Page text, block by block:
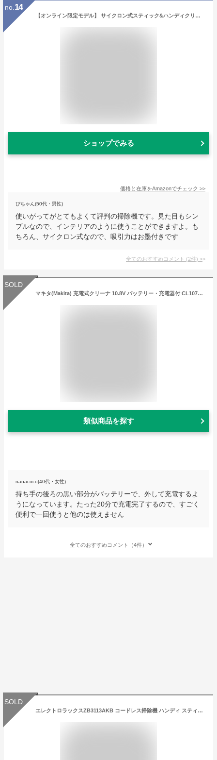
no. 14
【オンライン限定モデル】 サイクロン式スティック&ハンディクリーナー エルゴラピード・リチウム ローズゴールド ZB3114AKB
ショップでみる
価格と在庫をAmazonでチェック >>
ぴちゃん(50代・男性)
使いがってがとてもよくて評判の掃除機です。見た目もシン
プルなので、インテリアのように使うことができますよ。も
ちろん、サイクロン式なので、吸引力はお墨付きです
全てのおすすめコメント (2件) >
SOLD
マキタ(Makita) 充電式クリーナ 10.8V バッテリー・充電器付 CL107FDSHW
類似商品を探す
nanacoco(40代・女性)
持ち手の後ろの黒い部分がバッテリーで、外して充電するよ
うになっています。たった20分で充電完了するので、すごく
便利で一回使うと他のは使えません
全てのおすすめコメント（4件）
SOLD
エレクトロラックスZB3113AKB コードレス掃除機 ハンディ スティック掃除機 (タングステン) エルゴラピード・リチウム electrolux 掃除機 コードレス